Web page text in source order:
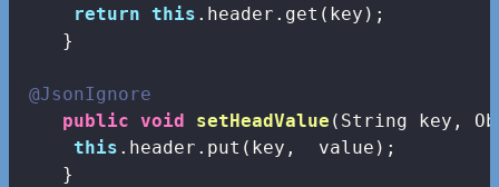
return this .header.get(key);
    }
@JsonIgnore
public void setHeadValue (String key,
this .header.put(key,  value);
    }